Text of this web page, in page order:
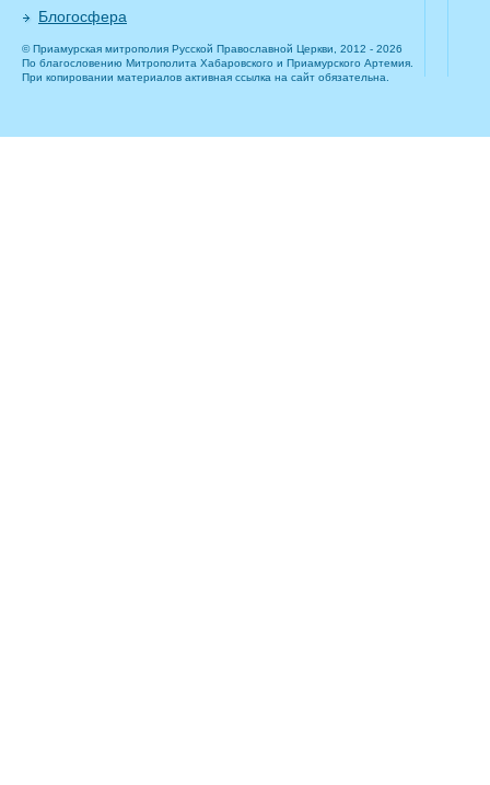
Блогосфера
© Приамурская митрополия Русской Православной Церкви, 2012 - 2026
По благословению Митрополита Хабаровского и Приамурского Артемия.
При копировании материалов активная ссылка на сайт обязательна.